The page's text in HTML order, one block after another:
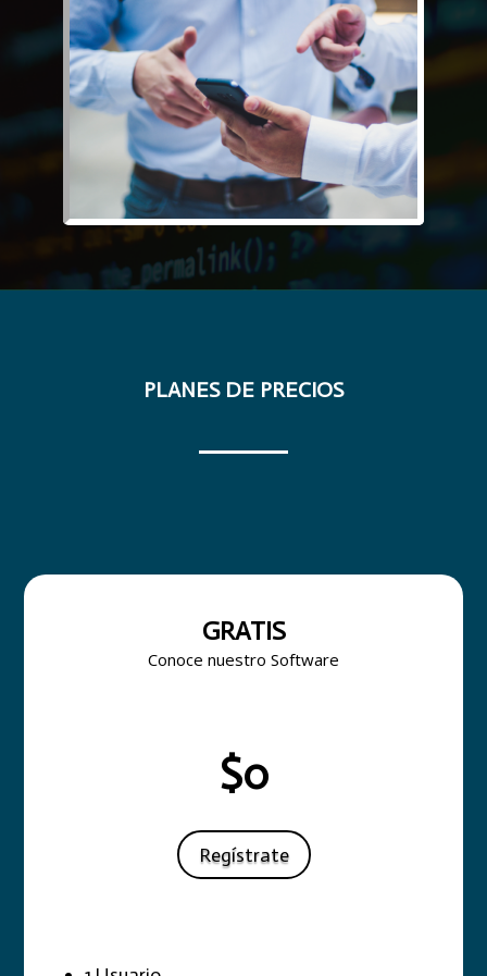
PLANES DE PRECIOS
GRATIS
Conoce nuestro Software
$0
Regístrate